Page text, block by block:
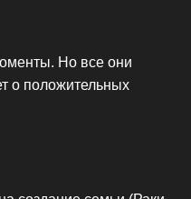
Но все они
о положительных